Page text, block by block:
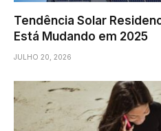
Tendência Solar
Está Mudando em 2025
JULHO 20, 2026